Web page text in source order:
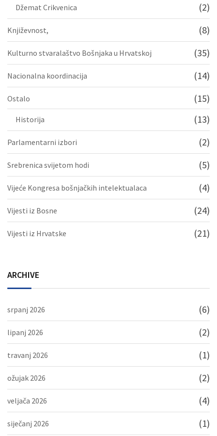
Džemat Crikvenica (2)
Književnost, (8)
Kulturno stvaralaštvo Bošnjaka u Hrvatskoj (35)
Nacionalna koordinacija (14)
Ostalo (15)
Historija (13)
Parlamentarni izbori (2)
Srebrenica svijetom hodi (5)
Vijeće Kongresa bošnjačkih intelektualaca (4)
Vijesti iz Bosne (24)
Vijesti iz Hrvatske (21)
ARCHIVE
srpanj 2026 (6)
lipanj 2026 (2)
travanj 2026 (1)
ožujak 2026 (2)
veljača 2026 (4)
siječanj 2026 (1)